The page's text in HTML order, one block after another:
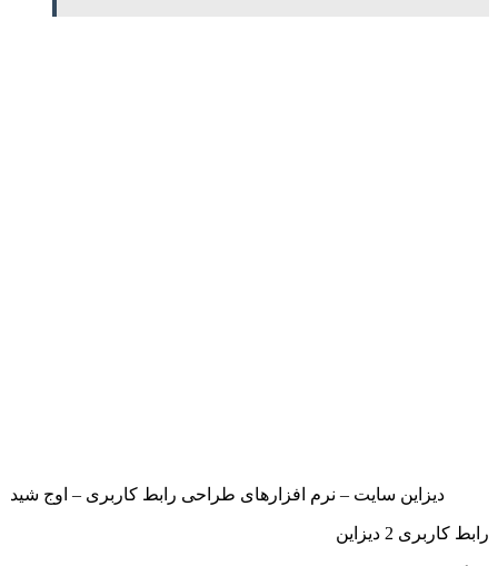
دیزاین سایت – نرم افزارهای طراحی رابط کاربری – اوج شید
رابط کاربری 2 دیزاین